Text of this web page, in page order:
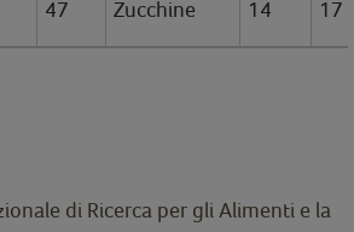
47 Zucchine 14 17
di Ricerca per gli Alimenti e la